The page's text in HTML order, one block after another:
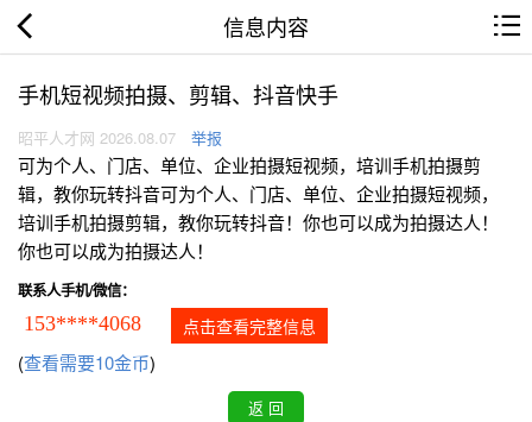
信息内容
手机短视频拍摄、剪辑、抖音快手
昭平人才网 2026.08.07 举报
可为个人、门店、单位、企业拍摄短视频，培训手机拍摄剪
辑，教你玩转抖音可为个人、门店、单位、企业拍摄短视频，
培训手机拍摄剪辑，教你玩转抖音！你也可以成为拍摄达人！
你也可以成为拍摄达人！
联系人手机/微信：
153****4068 点击查看完整信息
(查看需要10金币)